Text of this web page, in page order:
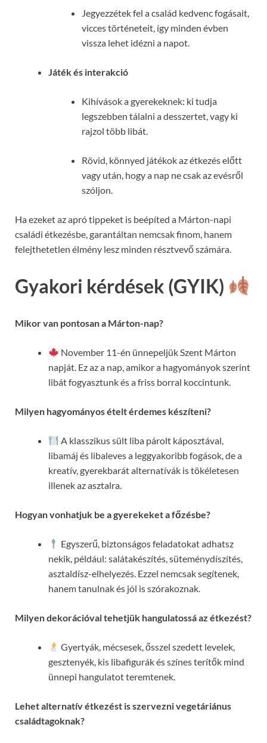
Jegyezzétek fel a család kedvenc fogásait,
vicces történeteit, így minden évben
vissza lehet idézni a napot.
Játék és interakció
Kihívások a gyerekeknek: ki tudja
legszebben tálalni a desszertet, vagy ki
rajzol több libát.
Rövid, könnyed játékok az étkezés előtt
vagy után, hogy a nap ne csak az evésről
szóljon.
Ha ezeket az apró tippeket is beépíted a Márton-napi
családi étkezésbe, garantáltan nemcsak finom, hanem
felejthetetlen élmény lesz minden résztvevő számára.
Gyakori kérdések (GYIK)
Mikor van pontosan a Márton-nap?
November 11-én ünnepeljük Szent Márton
napját. Ez az a nap, amikor a hagyományok szerint
libát fogyasztunk és a friss borral koccintunk.
Milyen hagyományos ételt érdemes készíteni?
A klasszikus sült liba párolt káposztával,
libamáj és libaleves a leggyakoribb fogások, de a
kreatív, gyerekbarát alternatívák is tökéletesen
illenek az asztalra.
Hogyan vonhatjuk be a gyerekeket a főzésbe?
Egyszerű, biztonságos feladatokat adhatsz
nekik, például: salátakészítés, süteménydíszítés,
asztaldísz-elhelyezés. Ezzel nemcsak segítenek,
hanem tanulnak és jól is szórakoznak.
Milyen dekorációval tehetjük hangulatossá az étkezést?
Gyertyák, mécsesek, ősszel szedett levelek,
gesztenyék, kis libafigurák és színes terítők mind
ünnepi hangulatot teremtenek.
Lehet alternatív étkezést is szervezni vegetáriánus
családtagoknak?